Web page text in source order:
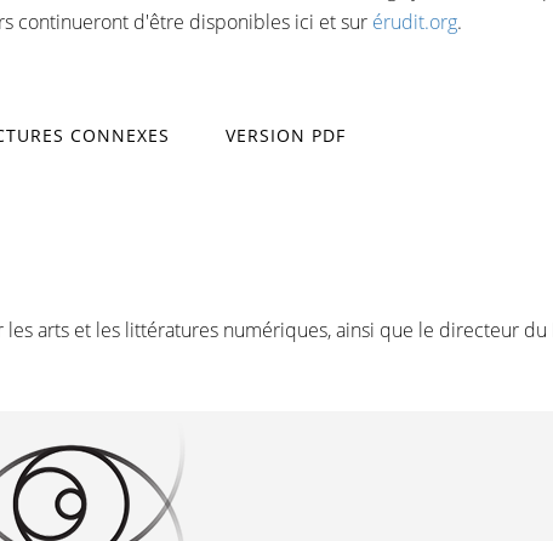
continueront d'être disponibles ici et sur érudit.org.
ACTIF) CONNEXES VERSION PDF
arts et les littératures numériques, ainsi que le directeur